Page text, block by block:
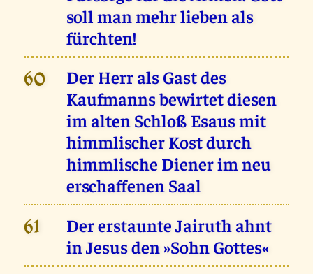
soll man mehr lieben als
fürchten!
60
Der Herr als Gast des
Kaufmanns bewirtet diesen
im alten Schloß Esaus mit
himmlischer Kost durch
himmlische Diener im neu
erschaffenen Saal
61
Der erstaunte Jairuth ahnt
in Jesus den »Sohn Gottes«